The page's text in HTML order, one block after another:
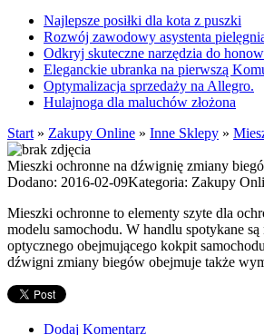
Najlepsze posiłki dla kota z puszki
Rozwój zawodowy asystenta
Odkryj skuteczne narzędzia do
Eleganckie ubranka na pierwszą
Optymalizacja sprzedaży na Allegro.
Hulajnoga dla maluchów złożona
Start » Zakupy Online » Inne Sklepy »
Mieszki ochronne na dźwignię zmiany
Dodano: 2016-02-09Kategoria: Zakupy
Mieszki ochronne to elementy szyte dla
modelu samochodu. W handlu spotykane
optycznego obejmującego kokpit
dźwigni zmiany biegów obejmuje także
Dodaj Komentarz